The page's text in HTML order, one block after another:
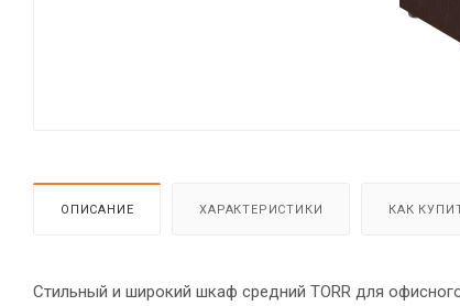
ОПИСАНИЕ ХАРАКТЕРИСТИКИ КАК
Стильный и широкий шкаф средний TORR для